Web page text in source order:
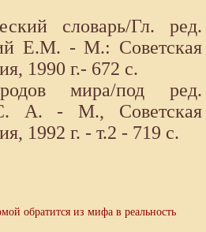
словарь/Гл. ред.
Е.М. - М.: Советская
1990 г.- 672 с.
мира/под ред.
А. - М., Советская
1992 г. - т.2 - 719 с.
обратится из мифа в реальность